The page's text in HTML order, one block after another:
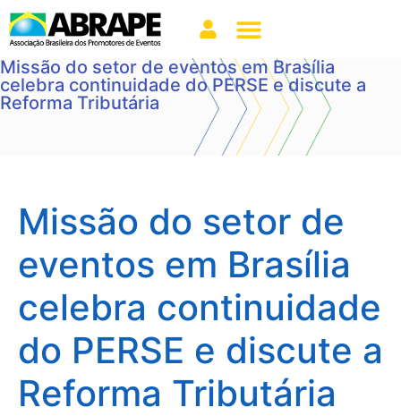
Missão do setor de eventos em Brasília
celebra continuidade do PERSE e discute a
Reforma Tributária
Missão do setor de
eventos em Brasília
celebra continuidade
do PERSE e discute a
Reforma Tributária